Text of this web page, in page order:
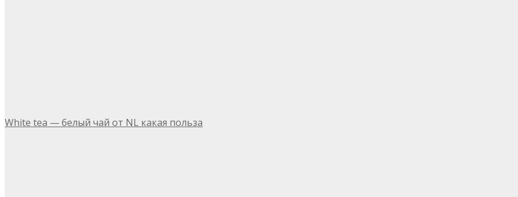
White tea — белый чай от NL какая польза